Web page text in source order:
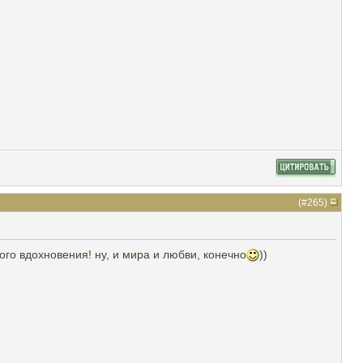
(#265)
вдохновения! ну, и мира и любви, конечно ))